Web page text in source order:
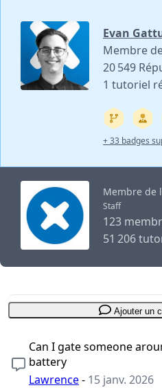
Evan
Membre
20 549
1 tutoriel
+ 33 badges
Membre de
Staff
123
51 206
Ajouter un
Can I gate someone
battery
Lawrence- 15 janv. 2026